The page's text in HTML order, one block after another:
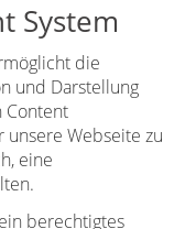
System
die
und Darstellung
Content
unsere Webseite zu
eine
berechtigtes